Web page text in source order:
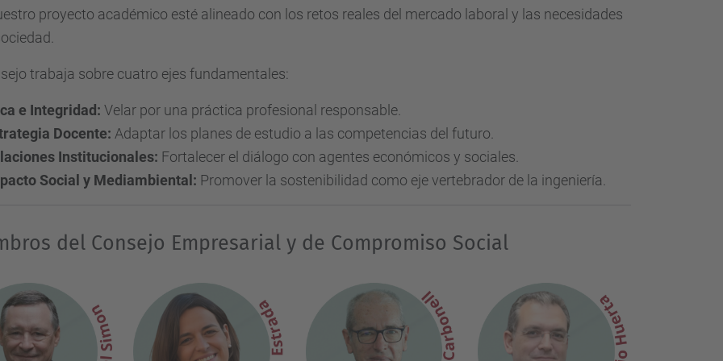
proyecto académico esté alineado con los retos reales del mercado laboral y las necesidades
trabaja sobre cuatro ejes fundamentales:
e Integridad: Velar por una práctica profesional responsable.
Docente: Adaptar los planes de estudio a las competencias del futuro.
Institucionales: Fortalecer el diálogo con agentes económicos y sociales.
Social y Mediambiental: Promover la sostenibilidad como eje vertebrador de la ingeniería.
del Consejo Empresarial y de Compromiso Social